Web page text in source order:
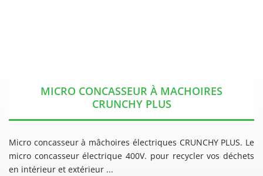
MICRO CONCASSEUR À MACHOIRES
CRUNCHY PLUS
Micro concasseur à mâchoires électriques CRUNCHY PLUS. Le
micro concasseur électrique 400V. pour recycler vos déchets
en intérieur et extérieur ...